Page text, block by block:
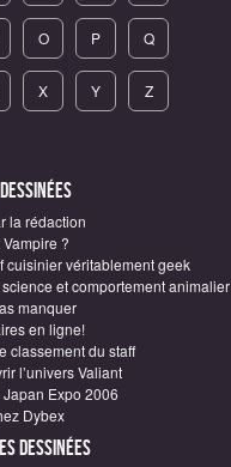
O P Q
X Y Z
la rédaction
?
cuisinier véritablement geek
et comportement animalier
manquer
en ligne!
classement du staff
l’univers Valiant
Expo 2006
Dybex
Dessinées